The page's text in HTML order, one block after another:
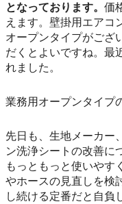
となっております。 価
えます。壁掛用エアコ
オープンタイプがござ
だくとよいですね。最
れました。
業務用オープンタイプ
先日も、生地メーカー
ン洗浄シートの改善に
もっともっと使いやす
やホースの見直しを検
し続ける定番だと自負